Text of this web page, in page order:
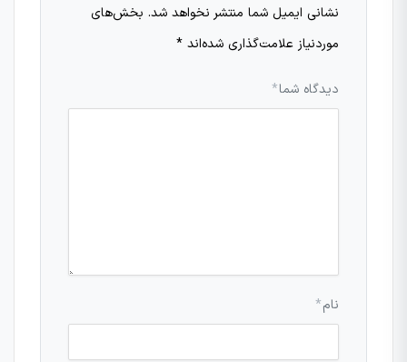
نشانی ایمیل شما منتشر نخواهد شد. بخش‌های
موردنیاز علامت‌گذاری شده‌اند *
دیدگاه شما*
نام*